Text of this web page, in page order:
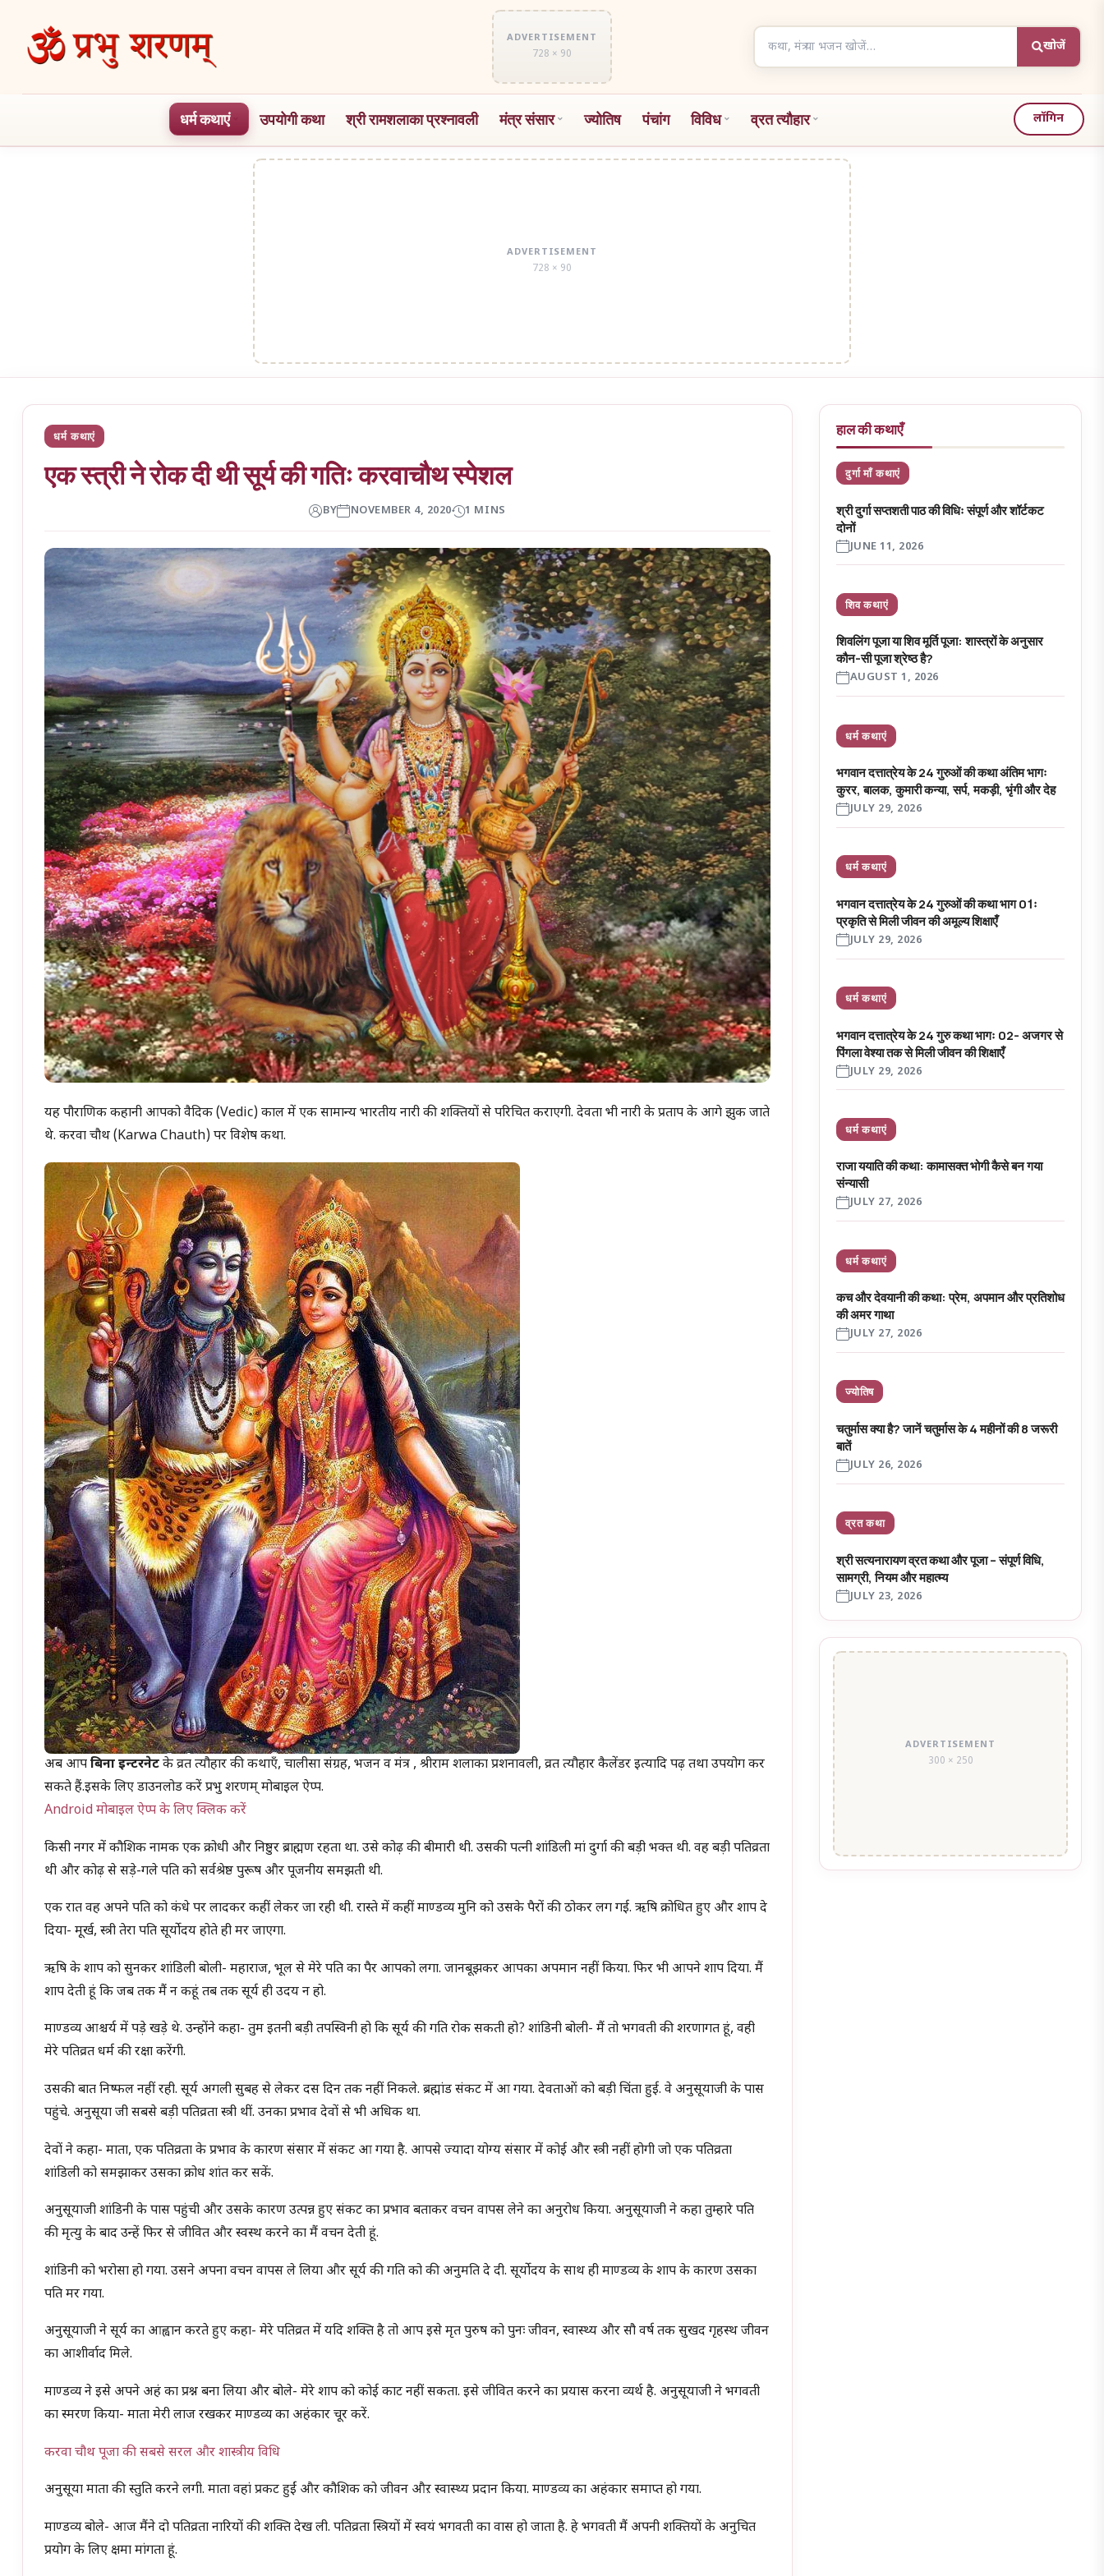
ADVERTISEMENT
728 × 90
articles
खोजें
धर्म कथाएं उपयोगी कथा श्री रामशलाका प्रश्नावली मंत्र संसार ज्योतिष पंचांग विविध व्रत त्यौहार लॉगिन
ADVERTISEMENT
728 × 90
धर्म कथाएं
एक स्त्री ने रोक दी थी सूर्य की गतिः करवाचौथ स्पेशल
BY NOVEMBER 4, 2020 1 MINS
यह पौराणिक कहानी आपको वैदिक (Vedic) काल में एक सामान्य भारतीय नारी की शक्तियों से परिचित कराएगी. देवता भी नारी के प्रताप के आगे झुक जाते
थे. करवा चौथ (Karwa Chauth) पर विशेष कथा.
अब आपबिना इन्टरनेटके व्रत त्यौहार की कथाएँ, चालीसा संग्रह, भजन व मंत्र , श्रीराम शलाका प्रशनावली, व्रत त्यौहार कैलेंडर इत्यादि पढ़ तथा उपयोग कर
सकते हैं.इसके लिए डाउनलोड करें प्रभु शरणम् मोबाइल ऐप्प.
Android मोबाइल ऐप्प के लिए क्लिक करें
किसी नगर में कौशिक नामक एक क्रोधी और निष्ठुर ब्राह्मण रहता था. उसे कोढ़ की बीमारी थी. उसकी पत्नी शांडिली मां दुर्गा की बड़ी भक्त थी. वह बड़ी पतिव्रता
थी और कोढ़ से सड़े-गले पति को सर्वश्रेष्ठ पुरूष और पूजनीय समझती थी.
एक रात वह अपने पति को कंधे पर लादकर कहीं लेकर जा रही थी. रास्ते में कहीं माण्डव्य मुनि को उसके पैरों की ठोकर लग गई. ऋषि क्रोधित हुए और शाप दे
दिया- मूर्ख, स्त्री तेरा पति सूर्योदय होते ही मर जाएगा.
ऋषि के शाप को सुनकर शांडिली बोली- महाराज, भूल से मेरे पति का पैर आपको लगा. जानबूझकर आपका अपमान नहीं किया. फिर भी आपने शाप दिया. मैं
शाप देती हूं कि जब तक मैं न कहूं तब तक सूर्य ही उदय न हो.
माण्डव्य आश्चर्य में पड़े खड़े थे. उन्होंने कहा- तुम इतनी बड़ी तपस्विनी हो कि सूर्य की गति रोक सकती हो? शांडिनी बोली- मैं तो भगवती की शरणागत हूं, वही
मेरे पतिव्रत धर्म की रक्षा करेंगी.
उसकी बात निष्फल नहीं रही. सूर्य अगली सुबह से लेकर दस दिन तक नहीं निकले. ब्रह्मांड संकट में आ गया. देवताओं को बड़ी चिंता हुई. वे अनुसूयाजी के पास
पहुंचे. अनुसूया जी सबसे बड़ी पतिव्रता स्त्री थीं. उनका प्रभाव देवों से भी अधिक था.
देवों ने कहा- माता, एक पतिव्रता के प्रभाव के कारण संसार में संकट आ गया है. आपसे ज्यादा योग्य संसार में कोई और स्त्री नहीं होगी जो एक पतिव्रता
शांडिली को समझाकर उसका क्रोध शांत कर सकें.
अनुसूयाजी शांडिनी के पास पहुंची और उसके कारण उत्पन्न हुए संकट का प्रभाव बताकर वचन वापस लेने का अनुरोध किया. अनुसूयाजी ने कहा तुम्हारे पति
की मृत्यु के बाद उन्हें फिर से जीवित और स्वस्थ करने का मैं वचन देती हूं.
शांडिनी को भरोसा हो गया. उसने अपना वचन वापस ले लिया और सूर्य की गति को की अनुमति दे दी. सूर्योदय के साथ ही माण्डव्य के शाप के कारण उसका
पति मर गया.
अनुसूयाजी ने सूर्य का आह्वान करते हुए कहा- मेरे पतिव्रत में यदि शक्ति है तो आप इसे मृत पुरुष को पुनः जीवन, स्वास्थ्य और सौ वर्ष तक सुखद गृहस्थ जीवन
का आशीर्वाद मिले.
माण्डव्य ने इसे अपने अहं का प्रश्न बना लिया और बोले- मेरे शाप को कोई काट नहीं सकता. इसे जीवित करने का प्रयास करना व्यर्थ है. अनुसूयाजी ने भगवती
का स्मरण किया- माता मेरी लाज रखकर माण्डव्य का अहंकार चूर करें.
करवा चौथ पूजा की सबसे सरल और शास्त्रीय विधि
अनुसूया माता की स्तुति करने लगी. माता वहां प्रकट हुईं और कौशिक को जीवन औऱ स्वास्थ्य प्रदान किया. माण्डव्य का अहंकार समाप्त हो गया.
माण्डव्य बोले- आज मैंने दो पतिव्रता नारियों की शक्ति देख ली. पतिव्रता स्त्रियों में स्वयं भगवती का वास हो जाता है. हे भगवती मैं अपनी शक्तियों के अनुचित
प्रयोग के लिए क्षमा मांगता हूं.
हाल की कथाएँ
दुर्गा माँ कथाएं
श्री दुर्गा सप्तशती पाठ की विधिः संपूर्ण और शॉर्टकट
दोनों
JUNE 11, 2026
शिव कथाएं
शिवलिंग पूजा या शिव मूर्ति पूजा: शास्त्रों के अनुसार
कौन-सी पूजा श्रेष्ठ है?
AUGUST 1, 2026
धर्म कथाएं
भगवान दत्तात्रेय के 24 गुरुओं की कथा अंतिम भागः
कुरर, बालक, कुमारी कन्या, सर्प, मकड़ी, भृंगी और देह
JULY 29, 2026
धर्म कथाएं
भगवान दत्तात्रेय के 24 गुरुओं की कथा भाग 01ः
प्रकृति से मिली जीवन की अमूल्य शिक्षाएँ
JULY 29, 2026
धर्म कथाएं
भगवान दत्तात्रेय के 24 गुरु कथा भागः 02- अजगर से
पिंगला वेश्या तक से मिली जीवन की शिक्षाएँ
JULY 29, 2026
धर्म कथाएं
राजा ययाति की कथा: कामासक्त भोगी कैसे बन गया
संन्यासी
JULY 27, 2026
धर्म कथाएं
कच और देवयानी की कथा: प्रेम, अपमान और प्रतिशोध
की अमर गाथा
JULY 27, 2026
ज्योतिष
चतुर्मास क्या है? जानें चतुर्मास के 4 महीनों की 8 जरूरी
बातें
JULY 26, 2026
व्रत कथा
श्री सत्यनारायण व्रत कथा और पूजा – संपूर्ण विधि,
सामग्री, नियम और महात्म्य
JULY 23, 2026
ADVERTISEMENT
300 × 250